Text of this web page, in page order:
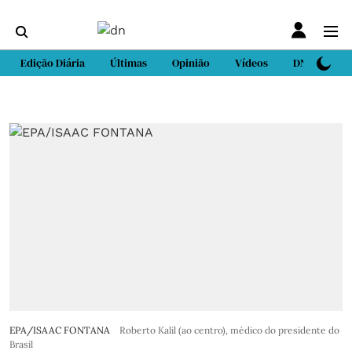
Edição Diária Últimas Opinião Vídeos DN Sport
EPA/ISAAC FONTANA
Roberto Kalil (ao centro), médico do presidente do
Brasil